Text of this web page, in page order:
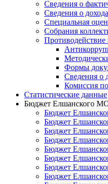
Сведения о
Сведения о
Специальная
Собрания
Противодействие
Формы
Сведения о
Комиссия
Статистические данные
Бюджет Елшанского
Бюджет
Бюджет
Бюджет
Бюджет
Бюджет
Бюджет
Бюджет
Бюджет